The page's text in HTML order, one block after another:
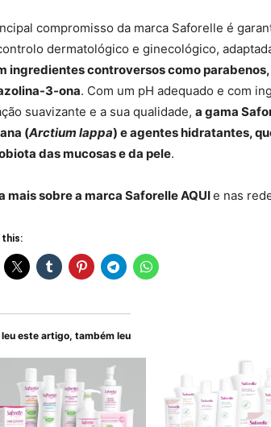
compromisso da marca Saforelle é
dermatológico e ginecológico,
ingredientes controversos como
3-ona. Com um pH adequado e com
suavizante e a sua qualidade, a gama
(Arctium lappa) e agentes hidratantes,
das mucosas e da pele.
mais sobre a marca Saforelle AQUIe nas
this:
leu este artigo, também leu